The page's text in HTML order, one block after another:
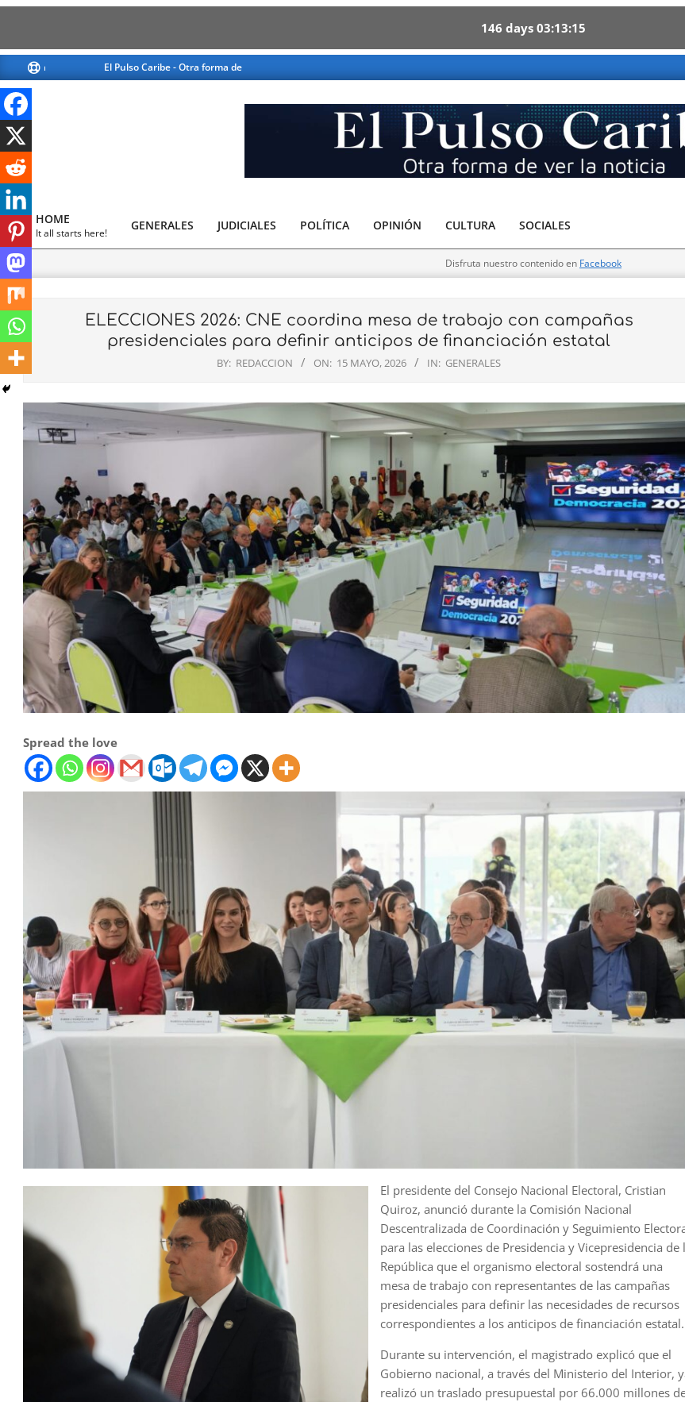
146 days 03 13 13
to
content
El Pulso Caribe - Otra forma de ver la noticia
El
Caribe
Primary
Navigation
Menu
HOME
It all starts here!
GENERALES JUDICIALES POLÍTICA OPINIÓN CULTURA SOCIALES
Disfruta nuestro contenido en Facebook
ELECCIONES 2026: CNE coordina mesa de trabajo con campañas
presidenciales para definir anticipos de financiación estatal
BY: REDACCION ON: 15 MAYO, 2026 IN: GENERALES
Spread the love
El presidente del Consejo Nacional Electoral, Cristian
Quiroz, anunció durante la Comisión Nacional
Descentralizada de Coordinación y Seguimiento
para las elecciones de Presidencia y Vicepresidencia de
República que el organismo electoral sostendrá una
mesa de trabajo con representantes de las campañas
presidenciales para definir las necesidades de recursos
correspondientes a los anticipos de financiación estatal.
Durante su intervención, el magistrado explicó que el
Gobierno nacional, a través del Ministerio del Interior,
realizó un traslado presupuestal por 66.000 millones